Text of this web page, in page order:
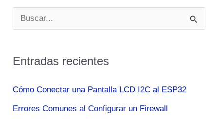
u
c
p
Entradas recientes
Cómo Conectar una Pantalla LCD I2C al ESP32
Errores Comunes al Configurar un Firewall